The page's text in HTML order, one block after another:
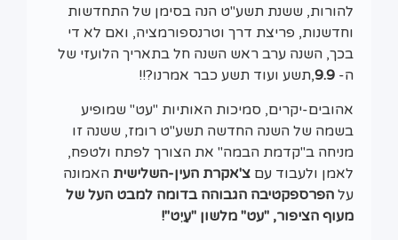
להורות, ששנת תשע"ט הנה בסימן של התחדשות
וחדשנות, פריצת דרך וטרנספורמציה, ואם לא די
בכך, השנה ערב ראש השנה חל בתאריך הלועזי של
ה-
,תשע ועוד תשע כבר אמרנו?!!
אהובים-יקרים, סמיכות האותיות "עט" שמופיע
בשמה של השנה החדשה תשע"ט רומז, ששנה זו
מניחה ב"קדמת הבמה" את הצורך לפתח ולטפח,
לאמן ולעבוד עם צ'אקרת העין-השלישית האמונה
על הפרספקטיבה הגבוהה בדומה למבט העל של
מעוף הציפור, "עט" מלשון "עַיִט"!